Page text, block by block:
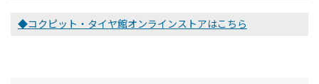
◆コクピット・タイヤ館オンラインストアはこちら